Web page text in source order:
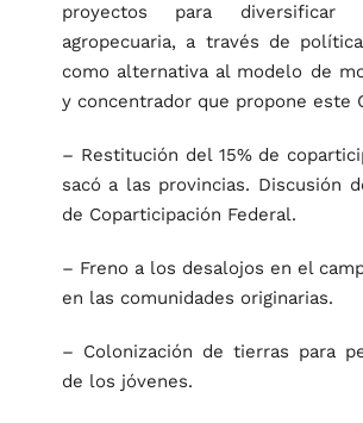
proyectos para diversificar
agropecuaria, a través de
como alternativa al modelo de
y concentrador que propone este
– Restitución del 15% de
sacó a las provincias. Discusión
de Coparticipación Federal.
– Freno a los desalojos en el
en las comunidades originarias.
– Colonización de tierras para
de los jóvenes.